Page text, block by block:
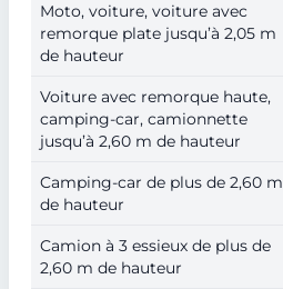
Moto, voiture, voiture avec
remorque plate jusqu’à 2,05 m
de hauteur
Voiture avec remorque haute,
camping-car, camionnette
jusqu’à 2,60 m de hauteur
Camping-car de plus de 2,60 m
de hauteur
Camion à 3 essieux de plus de
2,60 m de hauteur